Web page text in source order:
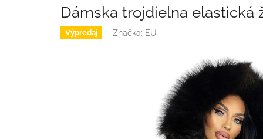
Dámska trojdielna elastická
Výpredaj Značka: EU